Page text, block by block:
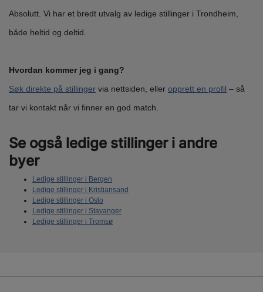
Absolutt. Vi har et bredt utvalg av ledige stillinger i Trondheim,
både heltid og deltid.
Hvordan kommer jeg i gang?
Søk direkte på stillinger via nettsiden, eller opprett en profil – så
tar vi kontakt når vi finner en god match.
Se også ledige stillinger i andre
byer
Ledige stillinger i Bergen
Ledige stillinger i Kristiansand
Ledige stillinger i Oslo
Ledige stillinger i Stavanger
Ledige stillinger i Tromsø